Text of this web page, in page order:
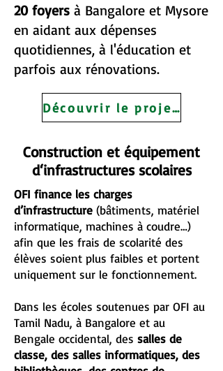
20 foyers à Bangalore et Mysore
en aidant aux dépenses
quotidiennes, à l'éducation et
parfois aux rénovations.
Découvrir le projet DIN
Construction et équipement
d‘infrastructures scolaires
OFI finance les charges
d’infrastructure (bâtiments, matériel
informatique, machines à coudre…)
afin que les frais de scolarité des
élèves soient plus faibles et portent
uniquement sur le fonctionnement.
Dans les écoles soutenues par OFI au
Tamil Nadu, à Bangalore et au
Bengale occidental, des salles de
classe, des salles informatiques, des